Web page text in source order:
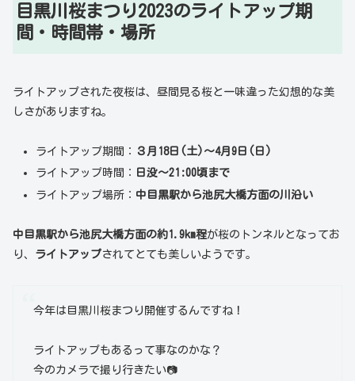
目黒川桜まつり2023のライトアップ期
間・時間帯・場所
ライトアップされた夜桜は、昼間見る桜と一味違った幻想的な美
しさがありますね。
ライトアップ期間：
３月18日(土)～4月9日(日)
ライトアップ時間：
日没～21:00頃まで
ライトアップ場所： 中目黒駅から池尻大橋方面の川沿い
中目黒駅から池尻大橋方面の約1.9km程が桜のトンネルとなってお
り、 ライトアップされてとても美しいようです。
今年は目黒川桜まつり開催するんですね！
ライトアップもあるって事なのかな？
今のカメラで撮り行きたい📷